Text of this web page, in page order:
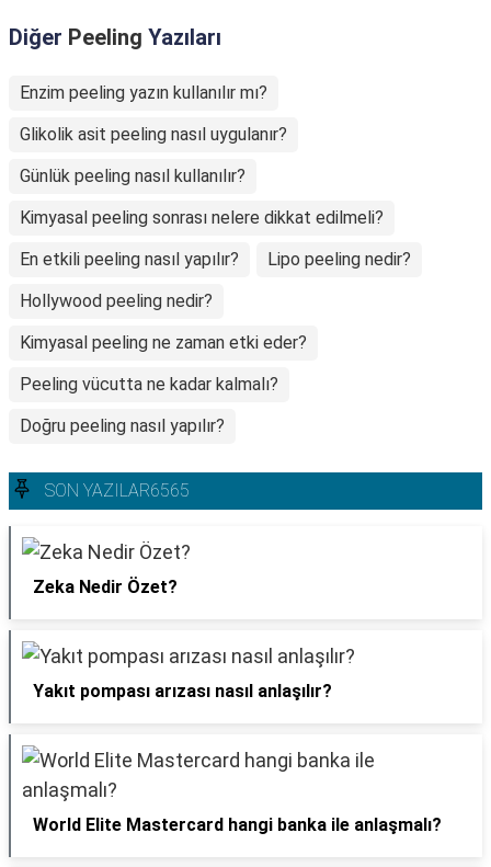
Diğer Peeling Yazıları
Enzim peeling yazın kullanılır mı?
Glikolik asit peeling nasıl uygulanır?
Günlük peeling nasıl kullanılır?
Kimyasal peeling sonrası nelere dikkat edilmeli?
En etkili peeling nasıl yapılır?
Lipo peeling nedir?
Hollywood peeling nedir?
Kimyasal peeling ne zaman etki eder?
Peeling vücutta ne kadar kalmalı?
Doğru peeling nasıl yapılır?
SON YAZILAR6565
Zeka Nedir Özet?
Yakıt pompası arızası nasıl anlaşılır?
World Elite Mastercard hangi banka ile anlaşmalı?